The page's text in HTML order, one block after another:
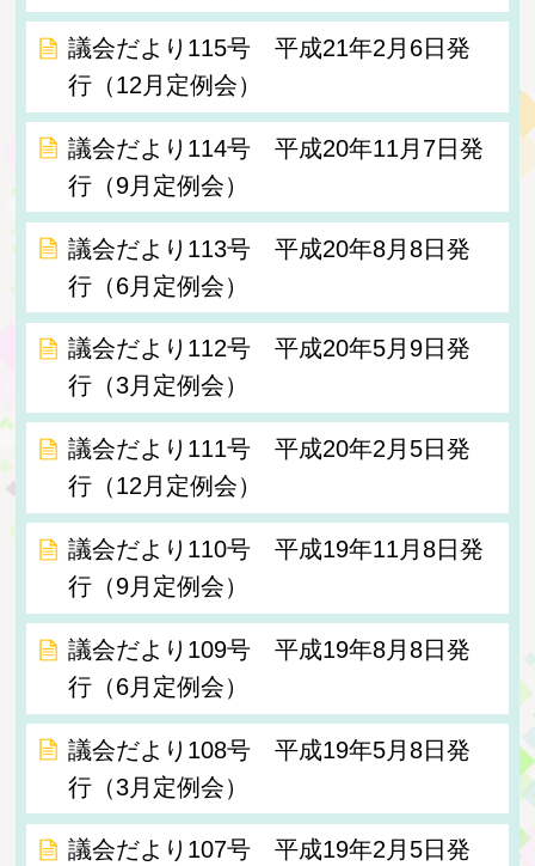
議会だより115号 平成21年2月6日発
行（12月定例会）
議会だより114号 平成20年11月7日発
行（9月定例会）
議会だより113号 平成20年8月8日発
行（6月定例会）
議会だより112号 平成20年5月9日発
行（3月定例会）
議会だより111号 平成20年2月5日発
行（12月定例会）
議会だより110号 平成19年11月8日発
行（9月定例会）
議会だより109号 平成19年8月8日発
行（6月定例会）
議会だより108号 平成19年5月8日発
行（3月定例会）
議会だより107号 平成19年2月5日発